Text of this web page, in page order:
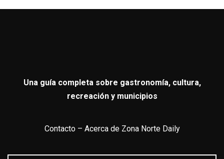
Una guía completa sobre gastronomía, cultura,
recreación y municipios
Contacto– Acerca de Zona Norte Daily